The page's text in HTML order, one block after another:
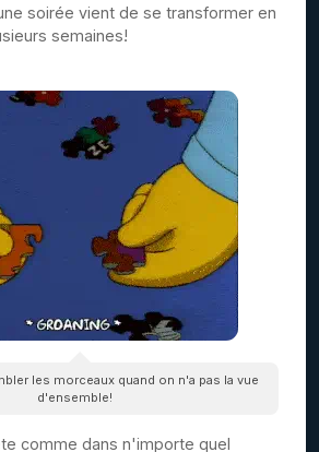
soirée vient de se transformer en
semaines!
les morceaux quand on n'a pas la vue
d'ensemble!
comme dans n'importe quel